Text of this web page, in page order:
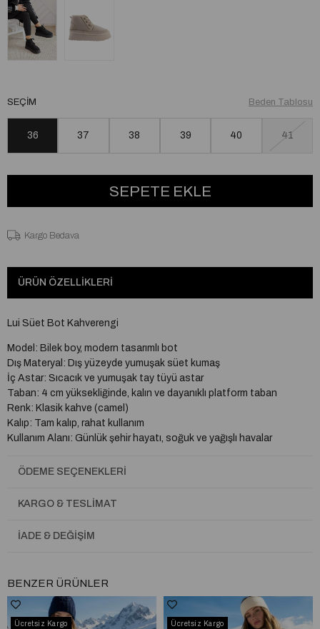
Beden Tablosu
SEÇIM
36 37 38 39 40 41
Kargo Bedava
ÜRÜN ÖZELLIKLERI
Lui Süet Bot Kahverengi
Model: Bilek boy, modern tasarımlı bot
Dış Materyal: Dış yüzeyde yumuşak süet kumaş
İç Astar: Sıcacık ve yumuşak tay tüyü astar
Taban: 4 cm yüksekliğinde, kalın ve dayanıklı platform taban
Renk: Klasik kahve (camel)
Kalıp: Tam kalıp, rahat kullanım
Kullanım Alanı: Günlük şehir hayatı, soğuk ve yağışlı havalar
Kış kombinlerinizin vazgeçilmezi olacak bu bot, hem şık hem de
konforlu bir kullanım sunar.
bir his yaşatır.
hem de esnek yapısıyla rahat yürüyüş sağlar.
bu model, ister kot pantolon ister elbiselerle kombinlenerek günlük
ÖDEME SEÇENEKLERI
KARGO & TESLIMAT
İADE & DEĞIŞIM
BENZER ÜRÜNLER
Ücretsiz Kargo Ücretsiz Kargo